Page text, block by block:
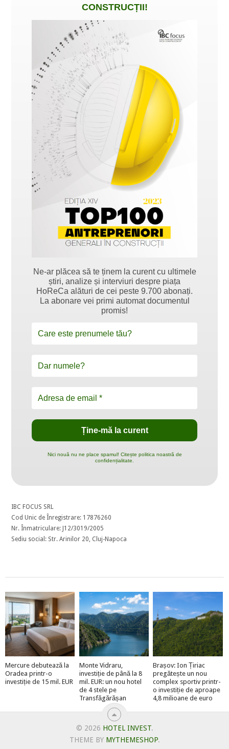
CONSTRUCȚII!
Ne-ar plăcea să te ținem la curent cu ultimele
știri, analize și interviuri despre piața
HoReCa alături de cei peste 9.700 abonați.
La abonare vei primi automat documentul
promis!
Nici nouă nu ne place spamul! Citește politica noastră de
confidențialitate.
IBC FOCUS SRL
Cod Unic de Înregistrare: 17876260
Nr. Înmatriculare: J12/3019/2005
Sediu social: Str. Arinilor 20, Cluj-Napoca
Mercure debutează la
Oradea printr-o
investiție de 15 mil. EUR
Monte Vidraru,
investiție de până la 8
mil. EUR: un nou hotel
de 4 stele pe
Transfăgărășan
Brașov: Ion Țiriac
pregătește un nou
complex sportiv printr-
o investiție de aproape
4,8 milioane de euro
© 2026 HOTEL INVEST.
THEME BY MYTHEMESHOP.